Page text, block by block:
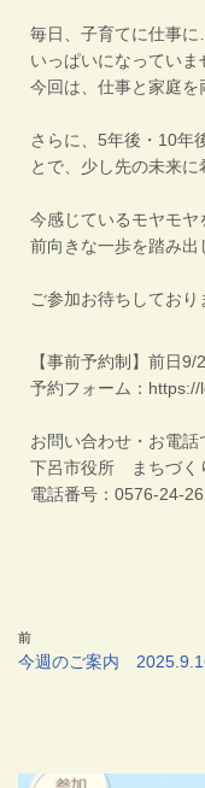
毎日、子育てに仕事
いっぱいになっていま
今回は、仕事と家庭を
さらに、5年後・10年
とで、少し先の未来に
今感じているモヤモヤ
前向きな一歩を踏み出
ご参加お待ちしており
【事前予約制】前日
予約フォーム：
お問い合わせ・お電話
下呂市役所 まちづく
電話番号：0576-24-
前
今週のご案内